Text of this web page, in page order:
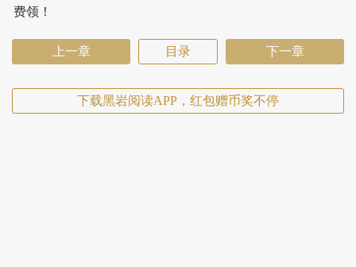
费领！
上一章 目录 下一章
下载黑岩阅读APP，红包赠币奖不停